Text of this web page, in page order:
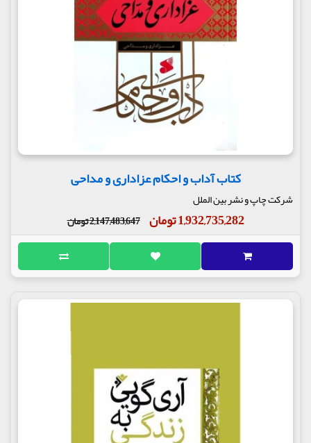
کتاب آداب و احکام عزاداری و مداحی
شرکت چاپ و نشر بین الملل
1,932,735,282 تومان 2,147,483,647 تومان